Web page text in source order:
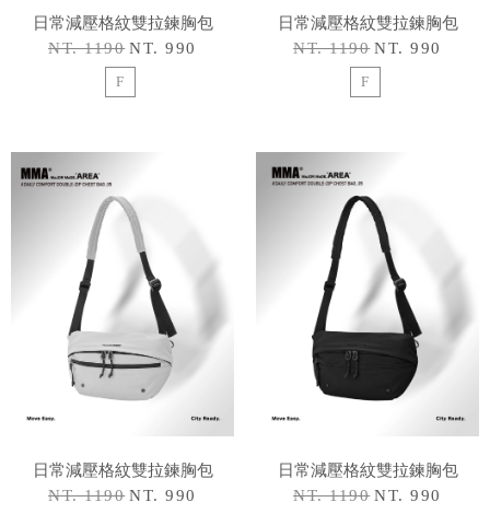
日常減壓格紋雙拉鍊胸包
NT. 1190 NT. 990
F
日常減壓格紋雙拉鍊胸包
NT. 1190 NT. 990
F
日常減壓格紋雙拉鍊胸包
NT. 1190 NT. 990
日常減壓格紋雙拉鍊胸包
NT. 1190 NT. 990